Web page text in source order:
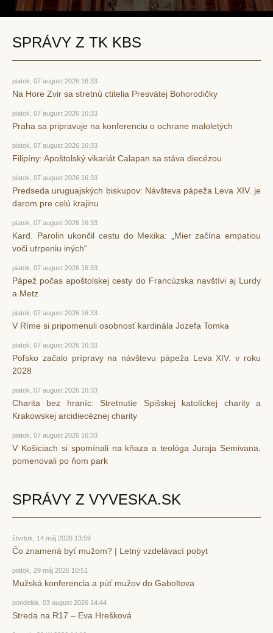
SPRÁVY Z TK KBS
piatok, 07 august 2026 16:33
Na Hore Zvir sa stretnú ctitelia Presvätej Bohorodičky
piatok, 07 august 2026 16:33
Praha sa pripravuje na konferenciu o ochrane maloletých
piatok, 07 august 2026 16:33
Filipíny: Apoštolský vikariát Calapan sa stáva diecézou
piatok, 07 august 2026 16:33
Predseda uruguajských biskupov: Návšteva pápeža Leva XIV. je
darom pre celú krajinu
piatok, 07 august 2026 16:33
Kard. Parolin ukončil cestu do Mexika: „Mier začína empatiou
voči utrpeniu iných“
piatok, 07 august 2026 16:33
Pápež počas apoštolskej cesty do Francúzska navštívi aj Lurdy
a Metz
piatok, 07 august 2026 16:33
V Ríme si pripomenuli osobnosť kardinála Jozefa Tomka
piatok, 07 august 2026 16:33
Poľsko začalo prípravy na návštevu pápeža Leva XIV. v roku
2028
piatok, 07 august 2026 16:33
Charita bez hraníc: Stretnutie Spišskej katolíckej charity a
Krakowskej arcidiecéznej charity
piatok, 07 august 2026 16:33
V Košiciach si spomínali na kňaza a teológa Juraja Semivana,
pomenovali po ňom park
SPRÁVY Z VYVESKA.SK
štvrtok, 14 máj 2026 13:59
Čo znamená byť mužom? | Letný vzdelávací pobyt
piatok, 29 máj 2026 10:51
Mužská konferencia a púť mužov do Gaboltova
pondelok, 03 august 2026 14:44
Streda na R17 – Eva Hrešková